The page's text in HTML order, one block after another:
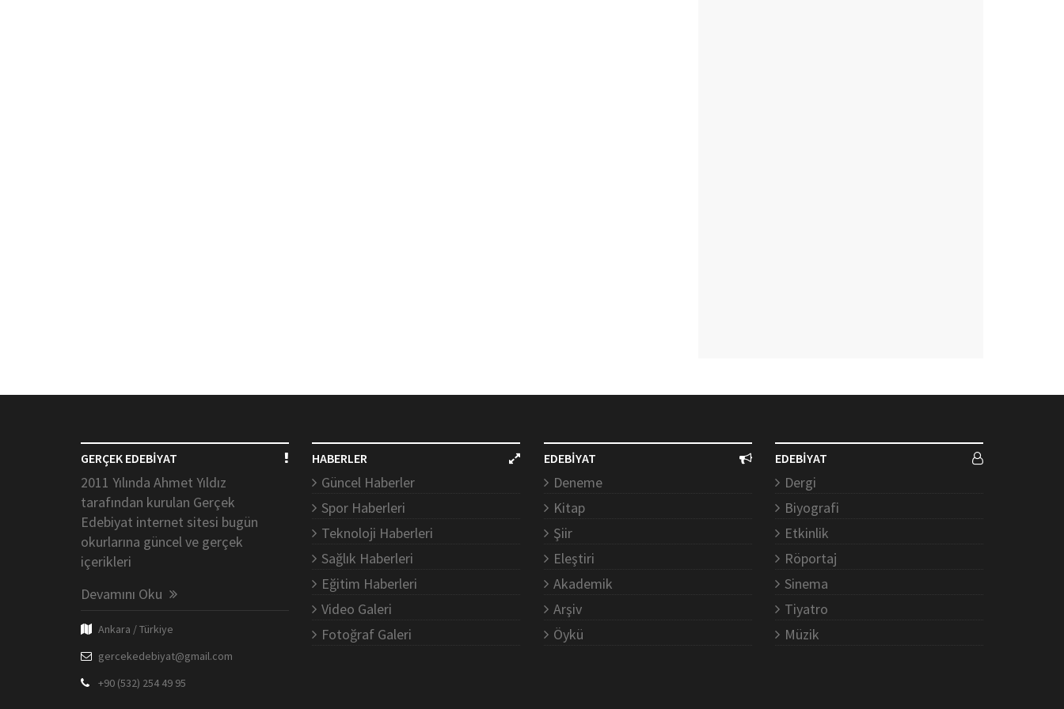
GERÇEK EDEBİYAT
2011 Yılında Ahmet Yıldız
tarafından kurulan Gerçek
Edebiyat internet sitesi bugün
okurlarına güncel ve gerçek
içerikleri
Devamını Oku
Ankara / Türkiye
gercekedebiyat@gmail.com
+90 (532) 254 49 95
HABERLER
Güncel Haberler
Spor Haberleri
Teknoloji Haberleri
Sağlık Haberleri
Eğitim Haberleri
Video Galeri
Fotoğraf Galeri
EDEBİYAT
Deneme
Kitap
Şiir
Eleştiri
Akademik
Arşiv
Öykü
EDEBİYAT
Dergi
Biyografi
Etkinlik
Röportaj
Sinema
Tiyatro
Müzik